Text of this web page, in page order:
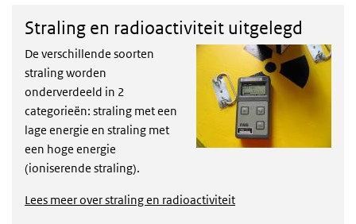
Straling en radioactiviteit uitgelegd
De verschillende soorten
straling worden
onderverdeeld in 2
categorieën: straling met een
lage energie en straling met
een hoge energie
(ioniserende straling).
Lees meer over straling en radioactiviteit